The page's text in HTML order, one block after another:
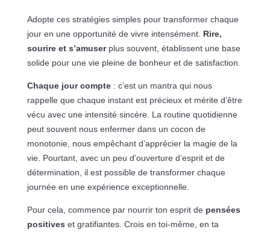
Adopte ces stratégies simples pour transformer chaque
jour en une opportunité de vivre intensément. Rire,
sourire et s’amuserplus souvent, établissent une base
solide pour une vie pleine de bonheur et de satisfaction.
Chaque jour compte: c’est un mantra qui nous
rappelle que chaque instant est précieux et mérite d’être
vécu avec une intensité sincère. La routine quotidienne
peut souvent nous enfermer dans un cocon de
monotonie, nous empêchant d’apprécier la magie de la
vie. Pourtant, avec un peu d’ouverture d’esprit et de
détermination, il est possible de transformer chaque
journée en une expérience exceptionnelle.
Pour cela, commence par nourrir ton esprit de pensées
positives et gratifiantes. Crois en toi-même, en ta